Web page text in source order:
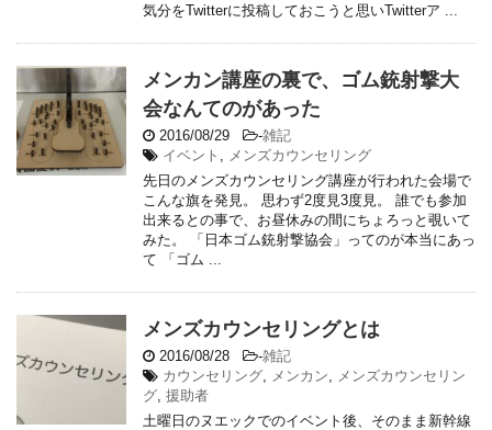
気分をTwitterに投稿しておこうと思いTwitterア ...
メンカン講座の裏で、ゴム銃射撃大
会なんてのがあった
2016/08/29 -雑記
イベント , メンズカウンセリング
先日のメンズカウンセリング講座が行われた会場で
こんな旗を発見。 思わず2度見3度見。 誰でも参加
出来るとの事で、お昼休みの間にちょろっと覗いて
みた。 「日本ゴム銃射撃協会」ってのが本当にあっ
て 「ゴム ...
メンズカウンセリングとは
2016/08/28 -雑記
カウンセリング, メンカン, メンズカウンセリン
グ, 援助者
土曜日のヌエックでのイベント後、そのまま新幹線